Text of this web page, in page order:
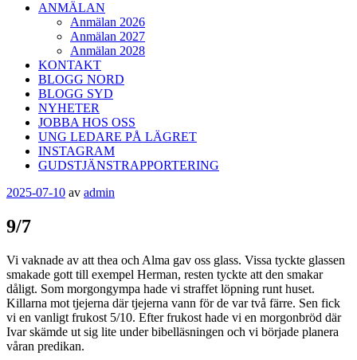
ANMÄLAN
Anmälan 2026
Anmälan 2027
Anmälan 2028
KONTAKT
BLOGG NORD
BLOGG SYD
NYHETER
JOBBA HOS OSS
UNG LEDARE PÅ LÄGRET
INSTAGRAM
GUDSTJÄNSTRAPPORTERING
Publicerat
2025-07-10 av admin
9/7
Vi vaknade av att thea och Alma gav oss glass. Vissa tyckte glassen
smakade gott till exempel Herman, resten tyckte att den smakar
dåligt. Som morgongympa hade vi straffet löpning runt huset.
Killarna mot tjejerna där tjejerna vann för de var två färre. Sen fick
vi en vanligt frukost 5/10. Efter frukost hade vi en morgonbröd där
Ivar skämde ut sig lite under bibelläsningen och vi började planera
våran predikan.